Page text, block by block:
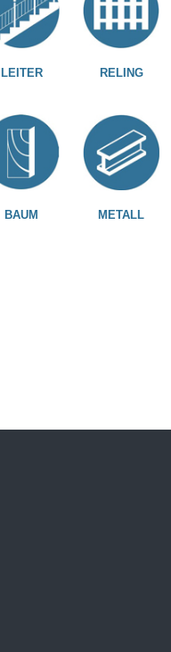
LEITER RELING
BAUM METALL